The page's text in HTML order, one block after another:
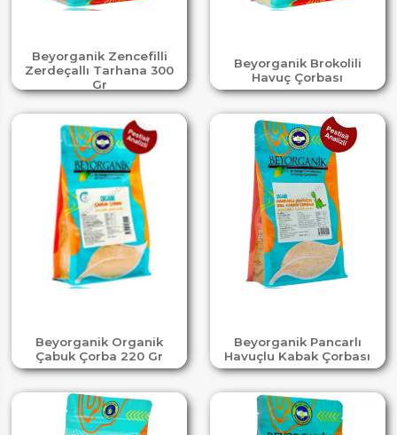
Beyorganik Zencefilli
Zerdeçallı Tarhana 300
Gr
Beyorganik Brokolili
Havuç Çorbası
Beyorganik Organik
Çabuk Çorba 220 Gr
Beyorganik Pancarlı
Havuçlu Kabak Çorbası